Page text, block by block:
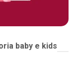
baby e kids